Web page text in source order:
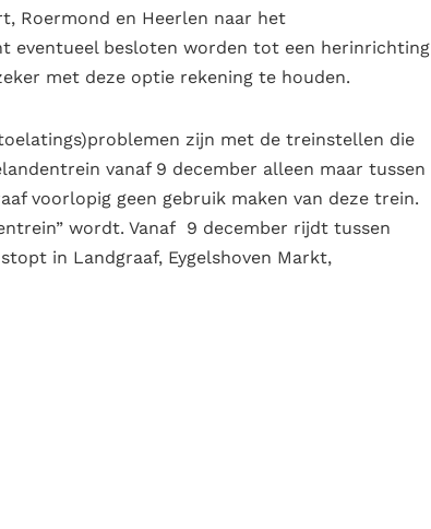
Roermond en Heerlen naar het
eventueel besloten worden tot een herinrichting
met deze optie rekening te houden.
zijn met de treinstellen die
vanaf 9 december alleen maar tussen
voorlopig geen gebruik maken van deze trein.
wordt. Vanaf 9 december rijdt tussen
in Landgraaf, Eygelshoven Markt,